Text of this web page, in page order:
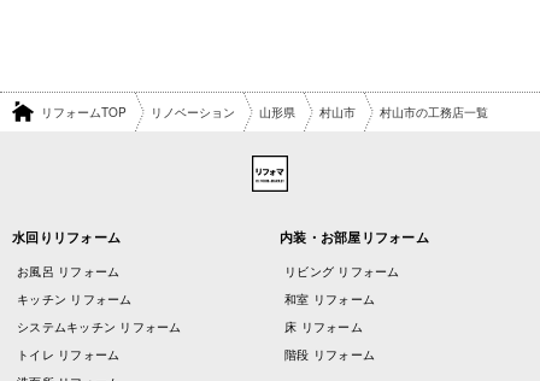
リフォームTOP リノベーション 山形県 村山市 村山市の工務店一覧
水回りリフォーム
お風呂 リフォーム
キッチン リフォーム
システムキッチン リフォーム
トイレ リフォーム
内装・お部屋リフォーム
リビング リフォーム
和室 リフォーム
床 リフォーム
階段 リフォーム